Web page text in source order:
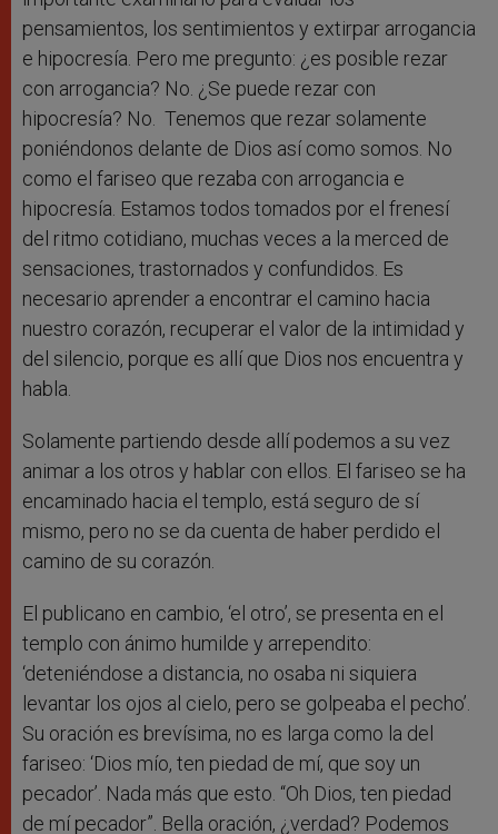
pensamientos, los sentimientos y extirpar arrogancia
e hipocresía. Pero me pregunto: ¿es posible rezar
con arrogancia? No. ¿Se puede rezar con
hipocresía? No. Tenemos que rezar solamente
poniéndonos delante de Dios así como somos. No
como el fariseo que rezaba con arrogancia e
hipocresía. Estamos todos tomados por el frenesí
del ritmo cotidiano, muchas veces a la merced de
sensaciones, trastornados y confundidos. Es
necesario aprender a encontrar el camino hacia
nuestro corazón, recuperar el valor de la intimidad y
del silencio, porque es allí que Dios nos encuentra y
habla.
Solamente partiendo desde allí podemos a su vez
animar a los otros y hablar con ellos. El fariseo se ha
encaminado hacia el templo, está seguro de sí
mismo, pero no se da cuenta de haber perdido el
camino de su corazón.
El publicano en cambio, ‘el otro’, se presenta en el
templo con ánimo humilde y arrependito:
‘deteniéndose a distancia, no osaba ni siquiera
levantar los ojos al cielo, pero se golpeaba el pecho’.
Su oración es brevísima, no es larga como la del
fariseo: ‘Dios mío, ten piedad de mí, que soy un
pecador’. Nada más que esto. “Oh Dios, ten piedad
de mí pecador”. Bella oración, ¿verdad? Podemos